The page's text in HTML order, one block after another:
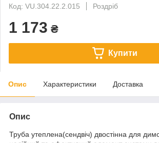
Код: VU.304.22.2.015
Роздріб
1 173 ₴
Купити
Опис Характеристики Доставка
Опис
Труба утеплена(сендвіч) двостінна для